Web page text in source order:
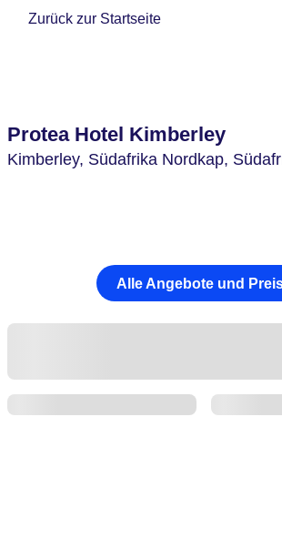
Zurück zur Startseite
Protea Hotel Kimberley
Kimberley, Südafrika Nordkap,
Alle Angebote und